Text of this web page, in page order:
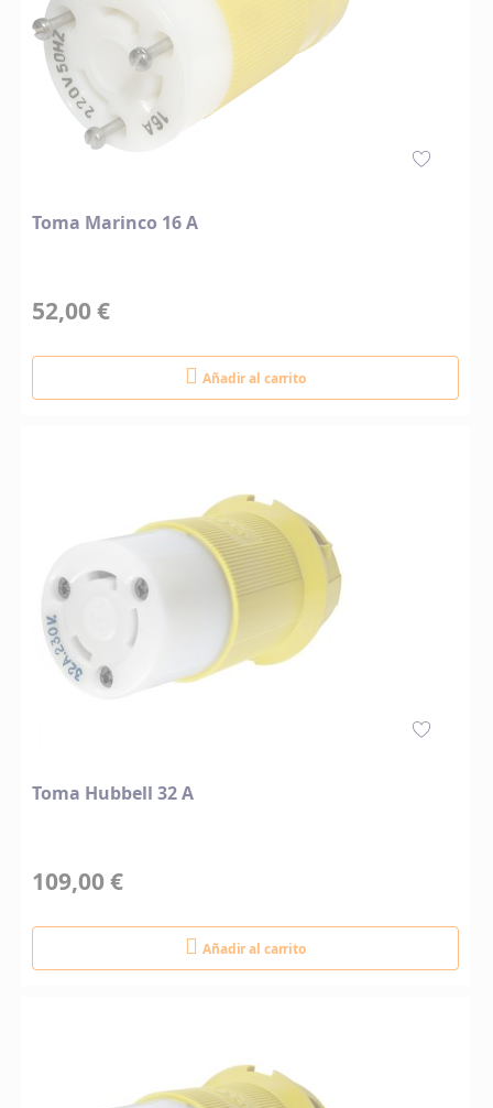
Toma Marinco 16 A
52,00 €
Añadir al carrito
Toma Hubbell 32 A
109,00 €
Añadir al carrito